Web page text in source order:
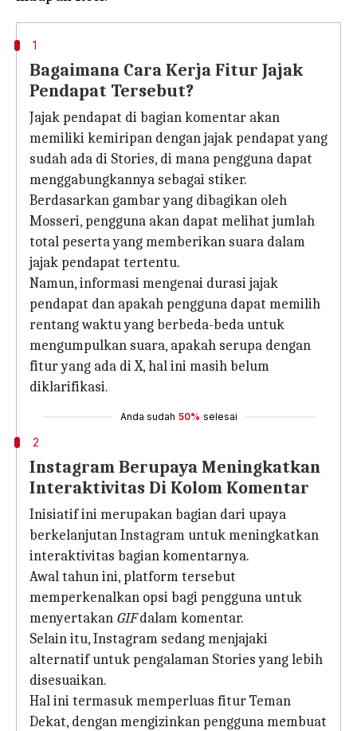
1
Bagaimana Cara Kerja Fitur Jajak
Pendapat Tersebut?
Jajak pendapat di bagian komentar akan
memiliki kemiripan dengan jajak pendapat yang
sudah ada di Stories, di mana pengguna dapat
menggabungkannya sebagai stiker.
Berdasarkan gambar yang dibagikan oleh
Mosseri, pengguna akan dapat melihat jumlah
total peserta yang memberikan suara dalam
jajak pendapat tertentu.
Namun, informasi mengenai durasi jajak
pendapat dan apakah pengguna dapat memilih
rentang waktu yang berbeda-beda untuk
mengumpulkan suara, apakah serupa dengan
fitur yang ada di X, hal ini masih belum
diklarifikasi.
Anda sudah 50% selesai
2
Instagram Berupaya Meningkatkan
Interaktivitas Di Kolom Komentar
Inisiatif ini merupakan bagian dari upaya
berkelanjutan Instagram untuk meningkatkan
interaktivitas bagian komentarnya.
Awal tahun ini, platform tersebut
memperkenalkan opsi bagi pengguna untuk
menyertakan GIFdalam komentar.
Selain itu, Instagram sedang menjajaki
alternatif untuk pengalaman Stories yang lebih
disesuaikan.
Hal ini termasuk memperluas fitur Teman
Dekat, dengan mengizinkan pengguna membuat